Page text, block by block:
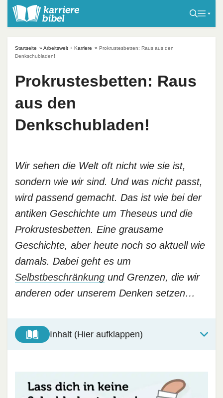
Startseite » Arbeitswelt + Karriere » Prokrustesbetten: Raus aus den
Denkschubladen!
Prokrustesbetten: Raus
aus den
Denkschubladen!
Wir sehen die Welt oft nicht wie sie ist,
sondern wie wir sind. Und was nicht passt,
wird passend gemacht. Das ist wie bei der
antiken Geschichte um Theseus und die
Prokrustesbetten. Eine grausame
Geschichte, aber heute noch so aktuell wie
damals. Dabei geht es um
Selbstbeschränkung und Grenzen, die wir
anderen oder unserem Denken setzen…
Inhalt (Hier aufklappen)